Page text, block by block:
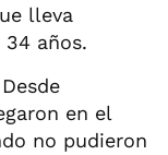
lleva
años.
Desde
en el
no pudieron